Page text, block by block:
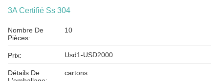
3A Certifié Ss 304
Nombre De
Pièces:
10
Prix: Usd1-USD2000
Détails De
cartons